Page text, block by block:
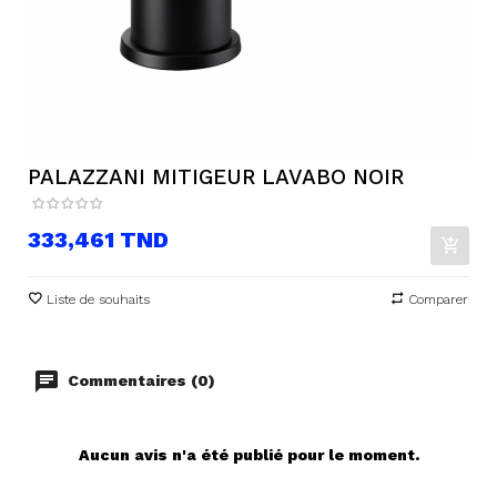
PALAZZANI MITIGEUR LAVABO NOIR
Prix
333,461 TND
Liste de souhaits Comparer
Commentaires (0)
Aucun avis n'a été publié pour le moment.